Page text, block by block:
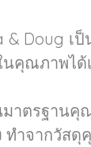
Doug เ
นคุณภาพได้
ตรฐานคุ
ำจากวัส